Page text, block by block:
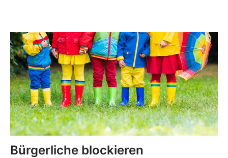
Bürgerliche blockieren